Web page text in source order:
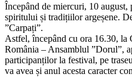
Începând de miercuri, 10 august,
spiritului și tradițiilor argeșene.
”Carpați”.
Astfel, începând cu ora 16.30, la
România – Ansamblul ”Dorul”,
participanților la festival, pe
va avea și anul acesta caracter